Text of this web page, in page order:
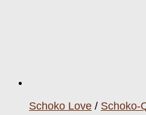
Schoko Love / Schoko-